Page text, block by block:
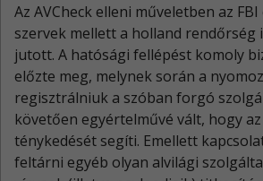
Az AVCheck elleni műveletben az
szervek mellett a holland rendőrség
jutott. A hatósági fellépést komoly
előzte meg, melynek során a
regisztrálniuk a szóban forgó
követően egyértelművé vált, hogy
ténykedését segíti. Emellett
feltárni egyéb olyan alvilági